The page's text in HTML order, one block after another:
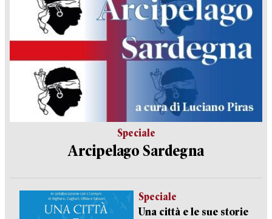
Speciale
Arcipelago Sardegna
Speciale
Una città e le sue storie